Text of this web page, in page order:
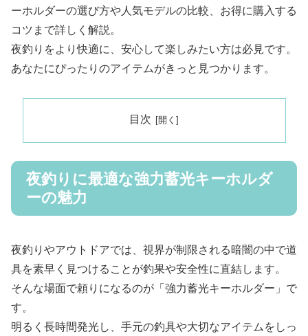
ーホルダーの選び方や人気モデルの比較、お得に購入する
コツまで詳しく解説。
夜釣りをより快適に、安心して楽しみたい方は必見です。
あなたにぴったりのアイテムがきっと見つかります。
目次
夜釣りに最適な強力蓄光キーホルダ
ーの魅力
夜釣りやアウトドアでは、視界が制限される暗闇の中で道
具を素早く見つけることが釣果や安全性に直結します。
そんな場面で頼りになるのが「強力蓄光キーホルダー」で
す。
明るく長時間発光し、手元の釣具や大切なアイテムをしっ